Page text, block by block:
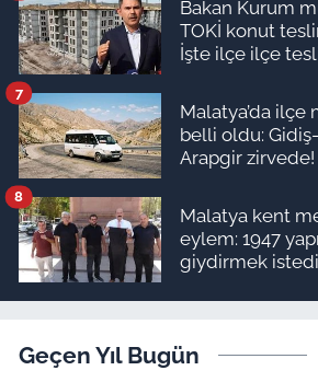
Bakan Kurum
TOKİ konut
İşte ilçe ilçe
Malatya’da
belli oldu:
Arapgir zirvede!
7
Malatya kent
eylem: 1947
giydirmek
8
Geçen Yıl Bugün